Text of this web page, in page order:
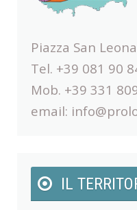
Piazza San
Tel. +39 081 90
Mob. +39 331
email:
IL